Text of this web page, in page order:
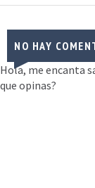
NO HAY
Hola, me encanta
que opinas?